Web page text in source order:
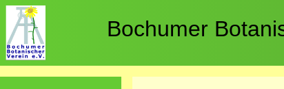
Direkt
zum
Inhalt
Bochumer